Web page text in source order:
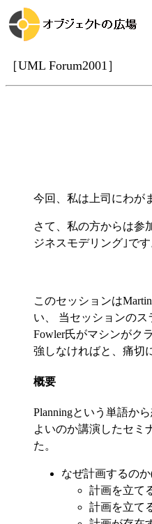
［UML Forum2001］
今回、私は上司にわが
さて、私の方からは参
ジネスモデリング｣です
このセッションは
い、 当セッションの
Fowler氏がマシンがク
強しなければと、痛切
概要
Planningという単語か
よいのか講演したセミ
た。
なぜ計画するの
計画を立て
計画を立て